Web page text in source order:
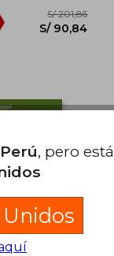
, pero
Unidos